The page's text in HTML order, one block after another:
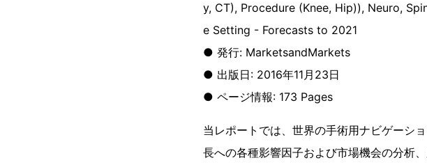
y, CT), Procedure (Knee, Hip)), Neuro,
e Setting - Forecasts to 2021
● 発行: MarketsandMarkets
● 出版日: 2016年11月23日
● ページ情報: 173 Pages
当レポートでは、世界の手術用ナビゲーシ
長への各種影響因子および市場機会の分析